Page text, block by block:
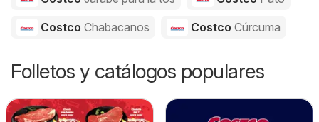
Costco Chabacanos Costco Cúrcuma
Folletos y catálogos populares